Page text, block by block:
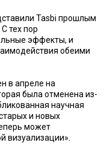
Tasbi прошлым
тех пор
эффекты, и
обеими
в апреле на
была отменена из-
научная
и новых
может
визуализации».